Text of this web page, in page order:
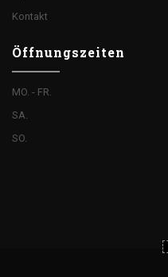
Kontakt
Öffnungszeiten
MO. - FR.
SA.
SO.